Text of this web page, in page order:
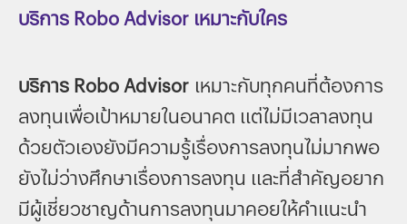
บริการ Robo Advisor เหมาะกับใคร
บริการ Robo Advisor เหมาะกับทุกคนที่ต้องการ
ลงทุนเพื่อเป้าหมายในอนาคต แต่ไม่มีเวลาลงทุน
ด้วยตัวเองยังมีความรู้เรื่องการลงทุนไม่มากพอ
ยังไม่ว่างศึกษาเรื่องการลงทุน และที่สำคัญอยาก
มีผู้เชี่ยวชาญด้านการลงทุนมาคอยให้คำแนะนำ